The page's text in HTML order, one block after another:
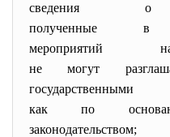
сведения о
полученные в
мероприятий
не могут
как по
законодательством;